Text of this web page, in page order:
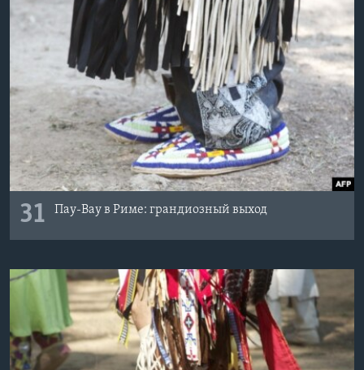
Learning English
СОЦИАЛЬНЫЕ СЕТИ
Языки
31 Пау-Вау в Риме: грандиозный выход